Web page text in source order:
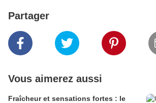
Partager
Vous aimerez aussi
Fraîcheur et sensations fortes : le